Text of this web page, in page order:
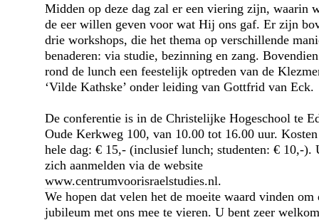
Midden op deze dag zal er een viering zijn, waarin
de eer willen geven voor wat Hij ons gaf. Er zijn
drie workshops, die het thema op verschillende
benaderen: via studie, bezinning en zang.
rond de lunch een feestelijk optreden van de
‘Vilde Kathske’ onder leiding van Gottfrid van Eck.
De conferentie is in de Christelijke Hogeschool te
Oude Kerkweg 100, van 10.00 tot 16.00 uur.
hele dag: € 15,- (inclusief lunch; studenten: € 10,-).
zich aanmelden via de website
www.centrumvoorisraelstudies.nl.
We hopen dat velen het de moeite waard vinden om
jubileum met ons mee te vieren. U bent zeer